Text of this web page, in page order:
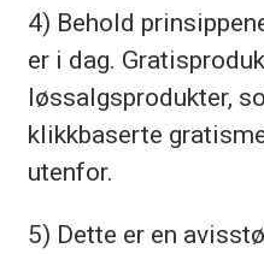
4) Behold
er i dag.
løssalgsprodukter,
klikkbaserte
utenfor.
5) Dette er en